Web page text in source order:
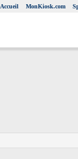
Accueil MonKiosk.com